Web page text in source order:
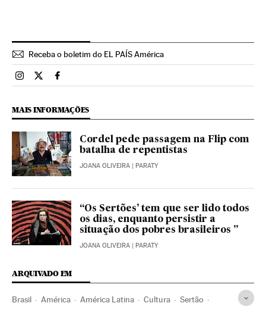
Receba o boletim do EL PAÍS América
Brasil El País Brasil en Instagram
Brasil El País Brasil en Twitter
Brasil El País Brasil en Facebook
MAIS INFORMAÇÕES
Cordel pede passagem na Flip com
batalha de repentistas
JOANA OLIVEIRA | PARATY
“Os Sertões’ tem que ser lido todos
os dias, enquanto persistir a
situação dos pobres brasileiros ”
JOANA OLIVEIRA | PARATY
ARQUIVADO EM
Brasil América América Latina Cultura Sertão